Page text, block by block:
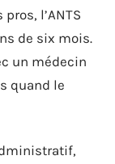
l’ANTS
de six mois.
un médecin
quand le